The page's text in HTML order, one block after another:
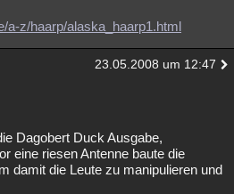
a-z/haarp/alaska_haarp1.html
23.05.2008 um 12:47
Dagobert Duck Ausgabe,
eine riesen Antenne baute die
damit die Leute zu manipulieren und